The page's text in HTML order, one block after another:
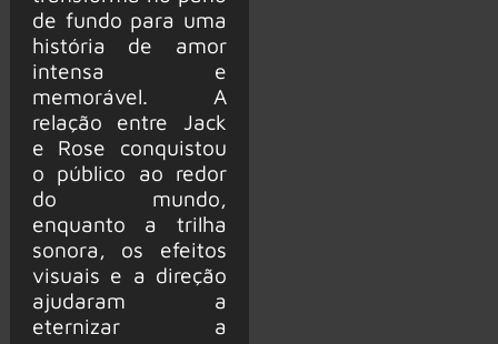
de fundo para uma
história de amor
intensa e
memorável. A
relação entre Jack
e Rose conquistou
o público ao redor
do mundo,
enquanto a trilha
sonora, os efeitos
visuais e a direção
ajudaram a
eternizar a